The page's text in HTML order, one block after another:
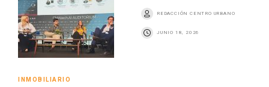
REDACCIÓN CENTRO URBANO
JUNIO 18, 2026
INMOBILIARIO